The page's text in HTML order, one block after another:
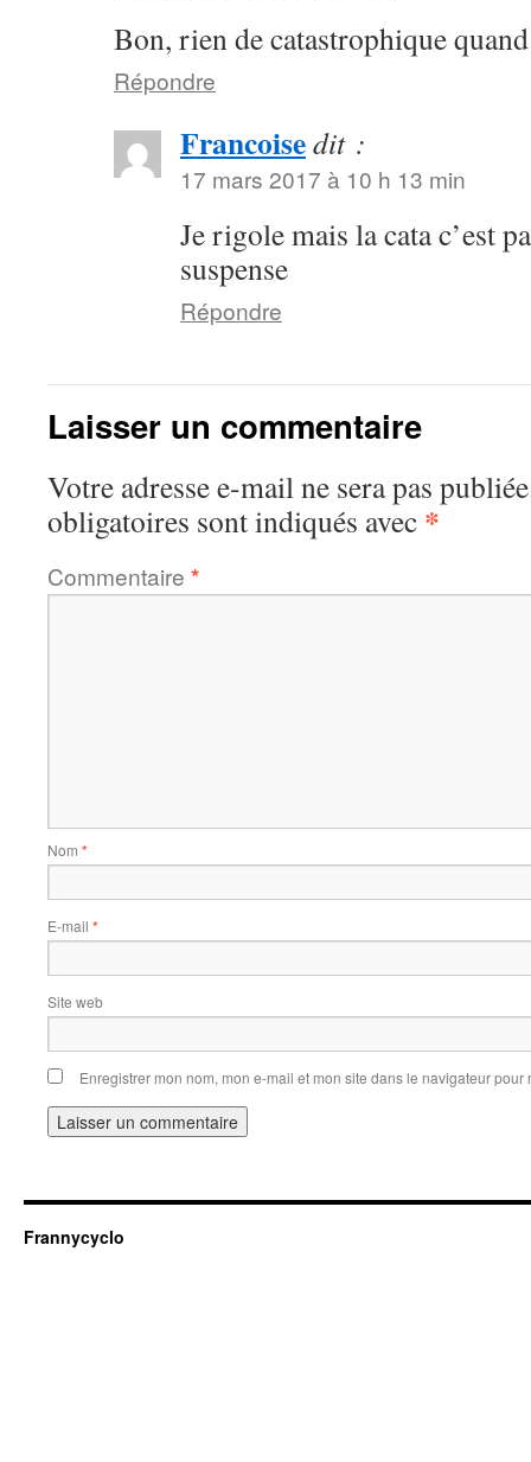
Bon, rien de catastrophique
Répondre
Francoisedit :
17 mars 2017 à 10 h 13 min
Je rigole mais la cata c’est
suspense
Répondre
Laisser un commentaire
Votre adresse e-mail ne sera pas
obligatoires sont indiqués avec *
Commentaire *
Nom *
E-mail *
Site web
Enregistrer mon nom, mon e-mail et mon site dans le navigateur
Frannycyclo